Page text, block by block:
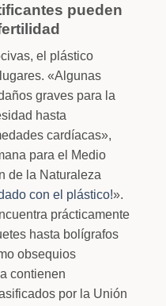
pueden
el plástico
«Algunas
graves para la
hasta
cardíacas»,
para el Medio
de la Naturaleza
con el plástico!».
prácticamente
hasta bolígrafos
obsequios
contienen
por la Unión